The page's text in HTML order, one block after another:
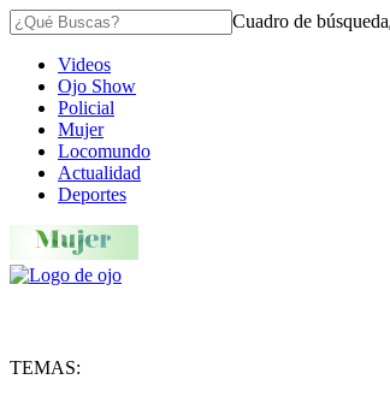
Cuadro de búsqueda
Videos
Ojo Show
Policial
Mujer
Locomundo
Actualidad
Deportes
TEMAS: